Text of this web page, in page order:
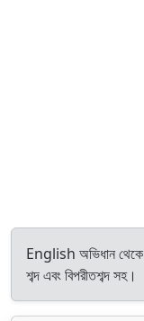
English অভিধান থেকে
শব্দ এবং বিপরীতশব্দ সহ।